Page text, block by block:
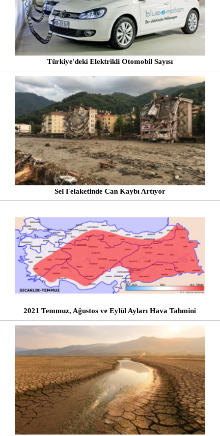
Türkiye'deki Elektrikli Otomobil Sayısı
Sel Felaketinde Can Kaybı Artıyor
2021 Temmuz, Ağustos ve Eylül Ayları Hava Tahmini